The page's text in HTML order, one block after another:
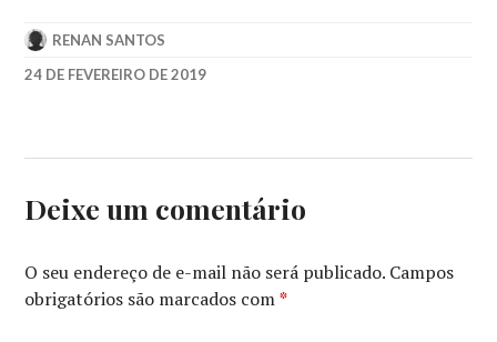
RENAN SANTOS
24 DE FEVEREIRO DE 2019
JENKINS
FILM
SPIRIT
Deixe um comentário
O seu endereço de e-mail não será publicado. Campos
obrigatórios são marcados com*